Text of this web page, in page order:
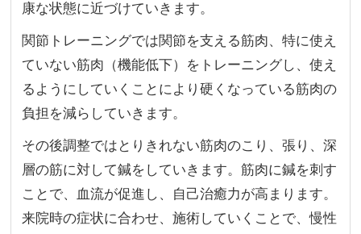
康な状態に近づけていきます。
関節トレーニングでは関節を支える筋肉、特に使え
ていない筋肉（機能低下）をトレーニングし、使え
るようにしていくことにより硬くなっている筋肉の
負担を減らしていきます。
その後調整ではとりきれない筋肉のこり、張り、深
層の筋に対して鍼をしていきます。筋肉に鍼を刺す
ことで、血流が促進し、自己治癒力が高まります。
来院時の症状に合わせ、施術していくことで、慢性